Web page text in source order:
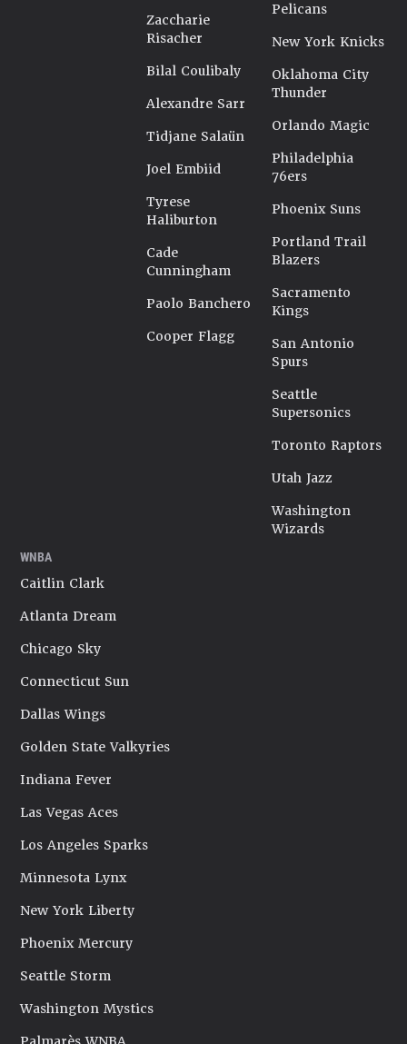
Zaccharie
Risacher
Bilal Coulibaly
Alexandre Sarr
Tidjane Salaün
Joel Embiid
Tyrese
Haliburton
Cade
Cunningham
Paolo Banchero
Cooper Flagg
Pelicans
New York Knicks
Oklahoma City
Thunder
Orlando Magic
Philadelphia
76ers
Phoenix Suns
Portland Trail
Blazers
Sacramento
Kings
San Antonio
Spurs
Seattle
Supersonics
Toronto Raptors
Utah Jazz
Washington
Wizards
WNBA
Caitlin Clark
Atlanta Dream
Chicago Sky
Connecticut Sun
Dallas Wings
Golden State Valkyries
Indiana Fever
Las Vegas Aces
Los Angeles Sparks
Minnesota Lynx
New York Liberty
Phoenix Mercury
Seattle Storm
Washington Mystics